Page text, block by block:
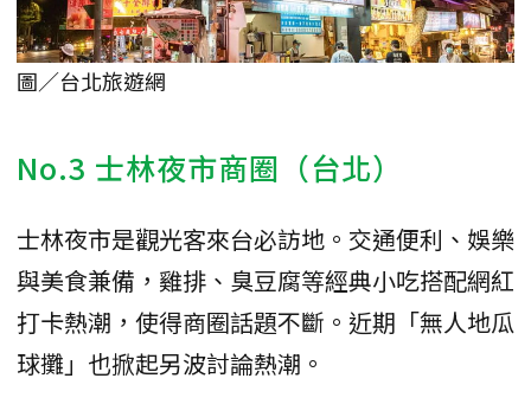
圖／台北旅遊網
No.3 士林夜市商圈（台北）
士林夜市是觀光客來台必訪地。交通便利、娛樂
與美食兼備，雞排、臭豆腐等經典小吃搭配網紅
打卡熱潮，使得商圈話題不斷。近期「無人地瓜
球攤」也掀起另波討論熱潮。